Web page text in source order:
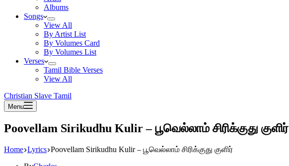
Albums
Songs
View All
By Artist List
By Volumes Card
By Volumes List
Verses
Tamil Bible Verses
View All
Christian Slave Tamil
Menu
Poovellam Sirikudhu Kulir – பூவெல்லாம் சிரிக்குது குளிர்
Home Lyrics Poovellam Sirikudhu Kulir – பூவெல்லாம் சிரிக்குது குளிர்